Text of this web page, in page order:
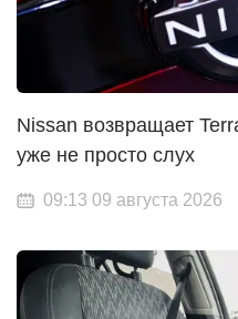
Nissan возвращает
уже не просто слух
09:13 09 августа 2026